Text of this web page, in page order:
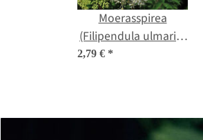
Moerasspirea
(Filipendula ulmaria)
bio zaad
2,79 € *